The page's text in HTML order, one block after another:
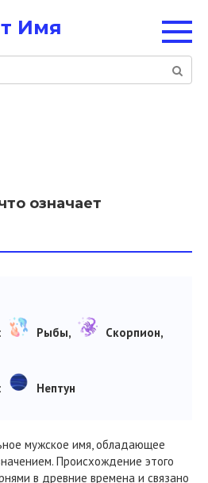
Имя
означает
Рыбы,
Скорпион,
Нептун
мужское имя, обладающее
Происхождение этого
в древние времена и связано